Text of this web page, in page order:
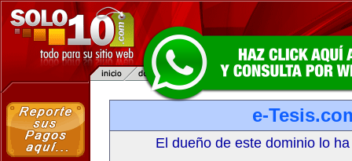
e-
El dueño de este dominio lo